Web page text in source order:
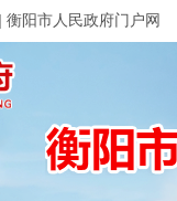
衡阳市人民政府门户网